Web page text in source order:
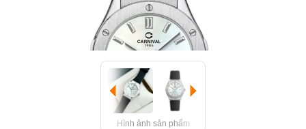
Hình ảnh sản phẩm